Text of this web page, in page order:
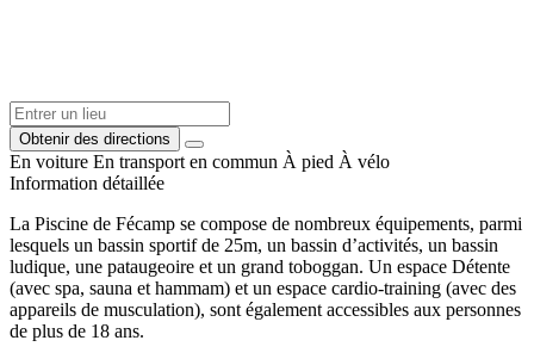
Obtenir des directions
En voiture En transport en commun À pied À vélo
Information détaillée
La Piscine de Fécamp se compose de nombreux équipements, parmi
lesquels un bassin sportif de 25m, un bassin d’activités, un bassin
ludique, une pataugeoire et un grand toboggan. Un espace Détente
(avec spa, sauna et hammam) et un espace cardio-training (avec des
appareils de musculation), sont également accessibles aux personnes
de plus de 18 ans.